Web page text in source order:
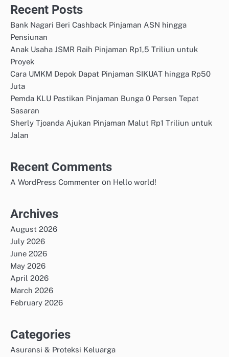
Recent Posts
Bank Nagari Beri Cashback Pinjaman ASN hingga
Pensiunan
Anak Usaha JSMR Raih Pinjaman Rp1,5 Triliun untuk
Proyek
Cara UMKM Depok Dapat Pinjaman SIKUAT hingga Rp50
Juta
Pemda KLU Pastikan Pinjaman Bunga 0 Persen Tepat
Sasaran
Sherly Tjoanda Ajukan Pinjaman Malut Rp1 Triliun untuk
Jalan
Recent Comments
A WordPress Commenter on Hello world!
Archives
August 2026
July 2026
June 2026
May 2026
April 2026
March 2026
February 2026
Categories
Asuransi & Proteksi Keluarga